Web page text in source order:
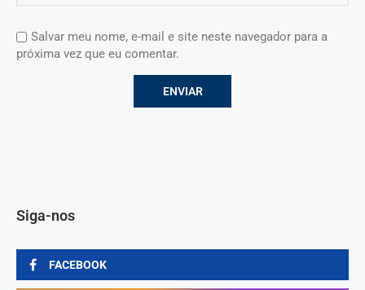
Salvar meu nome, e-mail e site neste navegador para a
próxima vez que eu comentar.
Siga-nos
FACEBOOK